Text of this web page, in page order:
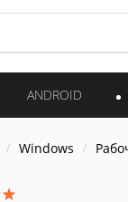
ANDROID
Windows